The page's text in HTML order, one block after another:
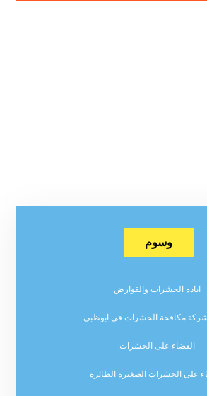
وسوم
اباده الحشرات والقوارض
مكافحة الحشرات في ابوظبي
القضاء على الحشرات
على الحشرات الصغيرة الطائرة